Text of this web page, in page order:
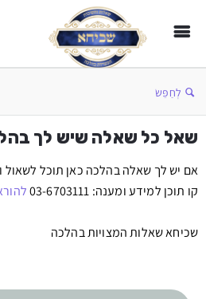
לְחַפֵּשׂ
שאל כל שאלה שיש לך
אם יש לך שאלה בהלכה כאן תוכל לשאול
קו תוכן למידע ומענה: 03-6703111
שכיחא שאלות המצויות בהלכה